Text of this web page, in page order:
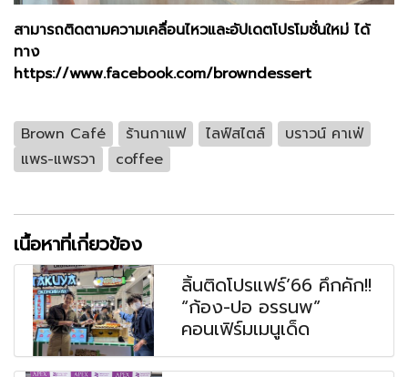
สามารถติดตามความเคลื่อนไหวและอัปเดตโปรโมชั่นใหม่ ได้
ทาง
https://www.facebook.com/browndessert
Brown Café ร้านกาแฟ ไลฟ์สไตล์
บราวน์ คาเฟ่
แพร-แพรวา
coffee
เนื้อหาที่เกี่ยวข้อง
ลิ้นติดโปรแฟร์’66 คึกคัก!!
“ก้อง-ปอ อรรนพ”
คอนเฟิร์มเมนูเด็ด